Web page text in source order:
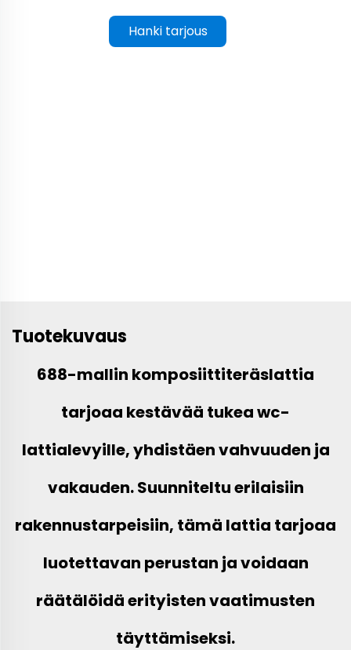
Hanki tarjous
Tuotekuvaus
688-mallin komposiittiteräslattia
tarjoaa kestävää tukea wc-
lattialevyille, yhdistäen vahvuuden ja
vakauden. Suunniteltu erilaisiin
rakennustarpeisiin, tämä lattia tarjoaa
luotettavan perustan ja voidaan
räätälöidä erityisten vaatimusten
täyttämiseksi.